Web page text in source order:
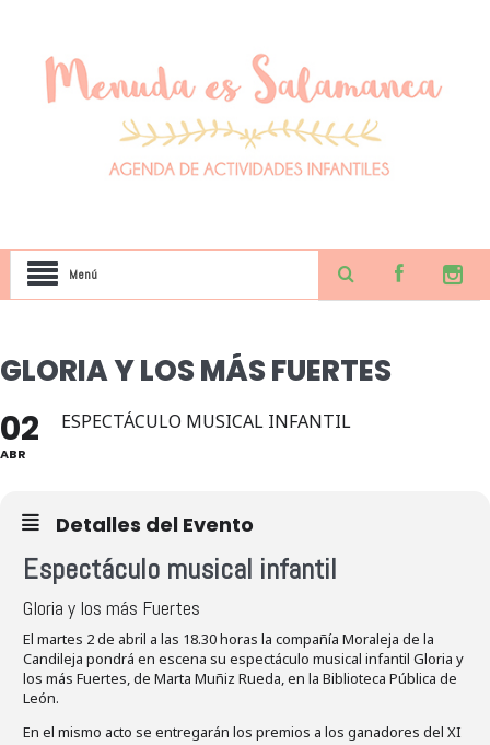
Menú
GLORIA Y LOS MÁS FUERTES
02
ABR
ESPECTÁCULO MUSICAL INFANTIL
Detalles del Evento
Espectáculo musical infantil
Gloria y los más Fuertes
El martes 2 de abril a las 18.30 horas la compañía Moraleja de la
Candileja pondrá en escena su espectáculo musical infantil Gloria y
los más Fuertes, de Marta Muñiz Rueda, en la Biblioteca Pública de
León.
En el mismo acto se entregarán los premios a los ganadores del XI